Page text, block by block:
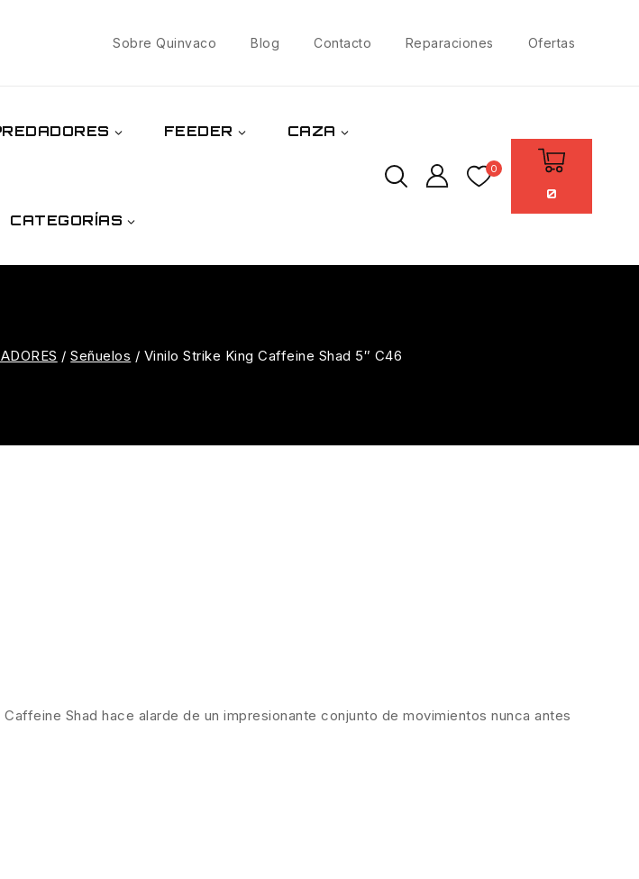
Sobre Quinvaco Blog Contacto Reparaciones Ofertas
FEEDER CAZA
CATEGORÍAS
0
0
/ Señuelos / Vinilo Strike King Caffeine Shad 5″ C46
Shad hace alarde de un impresionante conjunto de movimientos nunca antes